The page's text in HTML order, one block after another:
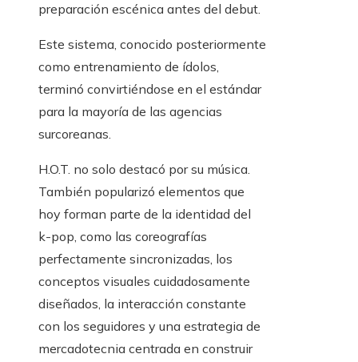
preparación escénica antes del debut.
Este sistema, conocido posteriormente
como entrenamiento de ídolos,
terminó convirtiéndose en el estándar
para la mayoría de las agencias
surcoreanas.
H.O.T. no solo destacó por su música.
También popularizó elementos que
hoy forman parte de la identidad del
k-pop, como las coreografías
perfectamente sincronizadas, los
conceptos visuales cuidadosamente
diseñados, la interacción constante
con los seguidores y una estrategia de
mercadotecnia centrada en construir